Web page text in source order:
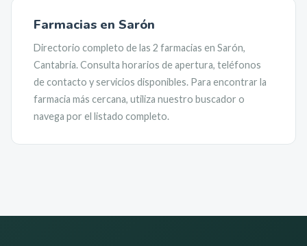
Farmacias en Sarón
Directorio completo de las 2 farmacias en Sarón,
Cantabria. Consulta horarios de apertura, teléfonos
de contacto y servicios disponibles. Para encontrar la
farmacia más cercana, utiliza nuestro buscador o
navega por el listado completo.